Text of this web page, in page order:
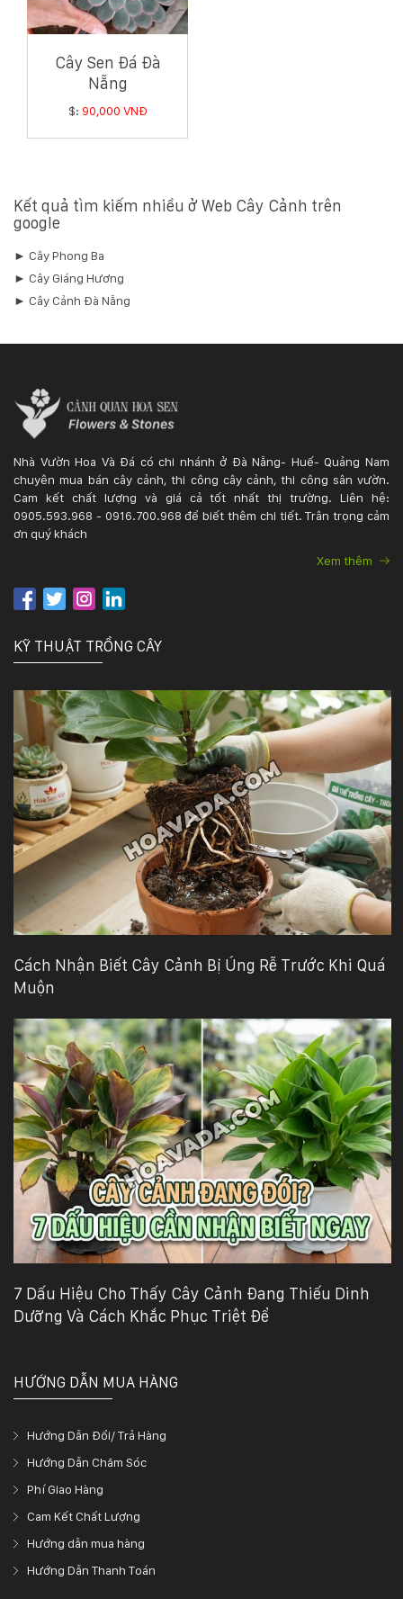
Cây Sen Đá Đà
Nẵng
$: 90,000 VNĐ
Kết quả tìm kiếm nhiều ở Web Cây Cảnh trên
google
► Cây Phong Ba
► Cây Giáng Hương
► Cây Cảnh Đà Nẵng
Nhà Vườn Hoa Và Đá có chi nhánh ở Đà Nẵng- Huế- Quảng Nam
chuyên mua bán cây cảnh, thi công cây cảnh, thi công sân vườn.
Cam kết chất lượng và giá cả tốt nhất thị trường. Liên hệ:
0905.593.968 - 0916.700.968 để biết thêm chi tiết. Trân trọng cảm
ơn quý khách
Xem thêm
KỸ THUẬT TRỒNG CÂY
Cách Nhận Biết Cây Cảnh Bị Úng Rễ Trước Khi Quá
Muộn
7 Dấu Hiệu Cho Thấy Cây Cảnh Đang Thiếu Dinh
Dưỡng Và Cách Khắc Phục Triệt Để
HƯỚNG DẪN MUA HÀNG
Hướng Dẫn Đổi/ Trả Hàng
Hướng Dẫn Chăm Sóc
Phí Giao Hàng
Cam Kết Chất Lượng
Hướng dẫn mua hàng
Hướng Dẫn Thanh Toán